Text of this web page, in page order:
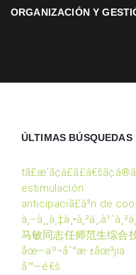
ORGANIZACIÓN Y
ÚLTIMAS BÚSQUEDAS
estimulación
anticipaciã£â³n de
马敏同志任师范生综合
åœ—äº¬åˆ°æ·±åœ³jia
å™—é€š